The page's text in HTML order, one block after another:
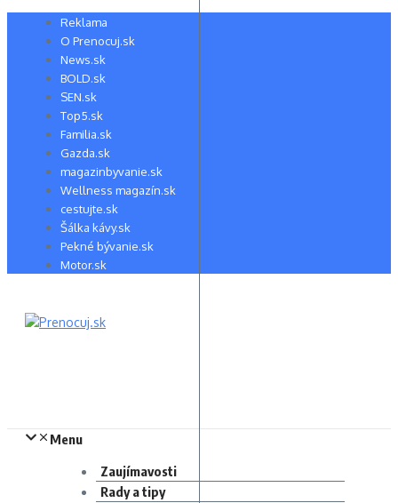
Preskočiť Reklama
O Prenocuj.sk
News.sk
BOLD.sk
SEN.sk
Top5.sk
Familia.sk
Gazda.sk
magazinbyvanie.sk
Wellness magazín.sk
cestujte.sk
Šálka kávy.sk
Pekné bývanie.sk
Motor.sk
Menu
Zaujímavosti
Rady a tipy